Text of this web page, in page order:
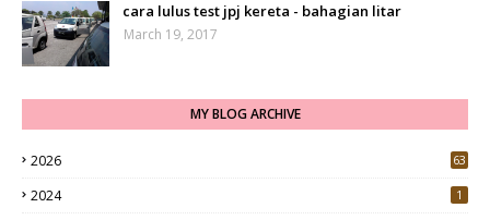
cara lulus test jpj kereta - bahagian litar
March 19, 2017
MY BLOG ARCHIVE
2026 63
2024 1